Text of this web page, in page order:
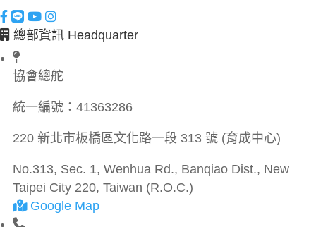
總部資訊 Headquarter
協會總舵
統一編號： 41363286
220 新北市板橋區文化路一段 313 號 (育成中心)
No.313, Sec. 1, Wenhua Rd., Banqiao Dist., New
Taipei City 220, Taiwan (R.O.C.)
Google Map